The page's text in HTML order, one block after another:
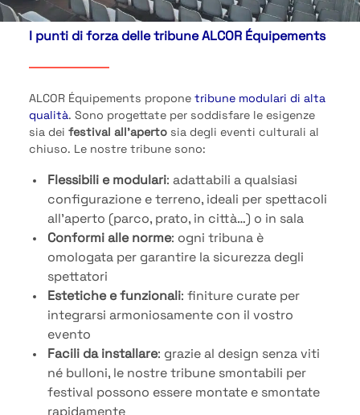
I punti di forza delle tribune ALCOR Équipements
ALCOR Équipements propone tribune modulari di alta
qualità. Sono progettate per soddisfare le esigenze
sia dei festival all’apertosia degli eventi culturali al
chiuso. Le nostre tribune sono:
Flessibili e modulari: adattabili a qualsiasi
configurazione e terreno, ideali per spettacoli
all’aperto (parco, prato, in città…) o in sala
Conformi alle norme: ogni tribuna è
omologata per garantire la sicurezza degli
spettatori
Estetiche e funzionali: finiture curate per
integrarsi armoniosamente con il vostro
evento
Facili da installare: grazie al design senza viti
né bulloni, le nostre tribune smontabili per
festival possono essere montate e smontate